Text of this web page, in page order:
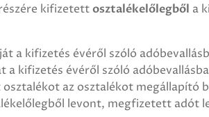
kifizetettosztalékelőlegből a
a kifizetés évéről szóló
a kifizetés évéről szóló
az osztalékot megállapító
levont, megfizetett adót